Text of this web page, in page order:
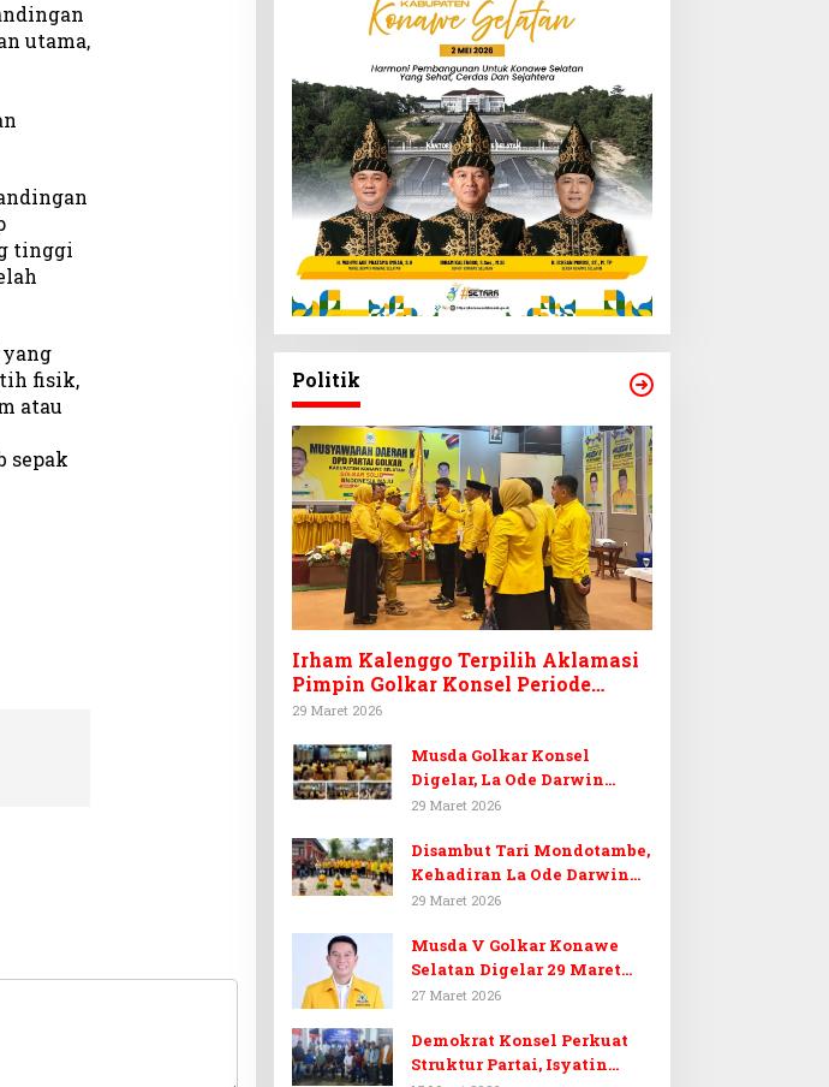
utama,
tinggi
fisik,
atau
sepak
Politik
Irham Kalenggo Terpilih Aklamasi
Pimpin Golkar Konsel Periode
Ketiga
29 Maret 2026
Musda Golkar Konsel
Digelar, La Ode Darwin
Tekankan Soliditas Kader
Konawe Selatan
29 Maret 2026
Disambut Tari Mondotambe,
Kehadiran La Ode Darwin
Hangatkan Musda V Golkar
29 Maret 2026
Musda V Golkar Konawe
Selatan Digelar 29 Maret
2026, Dukungan Menguat
27 Maret 2026
Demokrat Konsel Perkuat
Struktur Partai, Isyatin